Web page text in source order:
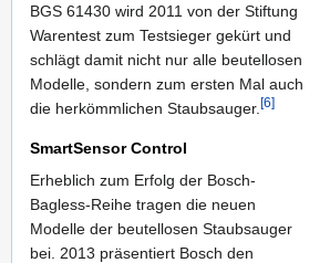
BGS 61430 wird 2011 von der Stiftung
Warentest zum Testsieger gekürt und
schlägt damit nicht nur alle beutellosen
Modelle, sondern zum ersten Mal auch
die herkömmlichen Staubsauger. [6]
SmartSensor Control
Erheblich zum Erfolg der Bosch-
Bagless-Reihe tragen die neuen
Modelle der beutellosen Staubsauger
bei. 2013 präsentiert Bosch den